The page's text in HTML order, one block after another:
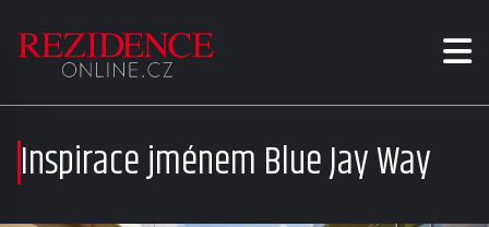
Inspirace jménem Blue Jay Way